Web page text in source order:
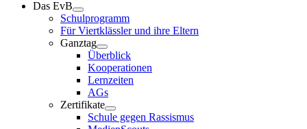
Das EvB
Schulprogramm
Für Viertklässler und ihre Eltern
Ganztag
Überblick
Kooperationen
Lernzeiten
AGs
Zertifikate
Schule gegen Rassismus